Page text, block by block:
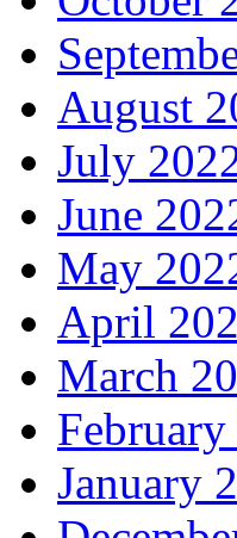
August
July
June
May
April
March
January